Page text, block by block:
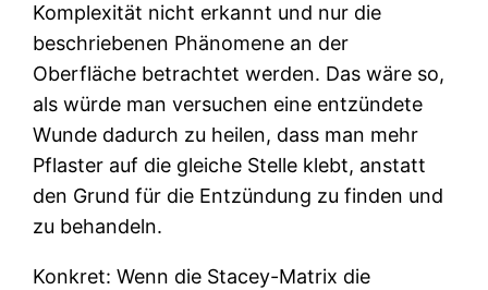
Komplexität nicht erkannt und nur die
beschriebenen Phänomene an der
Oberfläche betrachtet werden. Das wäre so,
als würde man versuchen eine entzündete
Wunde dadurch zu heilen, dass man mehr
Pflaster auf die gleiche Stelle klebt, anstatt
den Grund für die Entzündung zu finden und
zu behandeln.
Konkret: Wenn die Stacey-Matrix die